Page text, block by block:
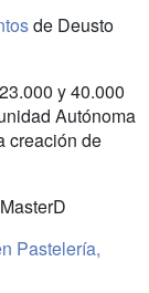
de Deusto
y 40.000
Autónoma
creación de
Pastelería,